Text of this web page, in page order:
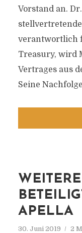
Vorstand an.
verantwortlich
Treasury, wird
Vertrages aus
Seine
APELLA
30. Juni 2019 2